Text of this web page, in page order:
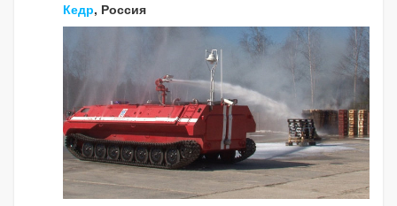
Кедр, Россия